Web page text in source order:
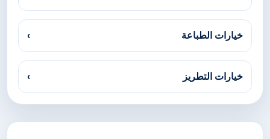
خيارات الطباعة ›
خيارات التطريز ›